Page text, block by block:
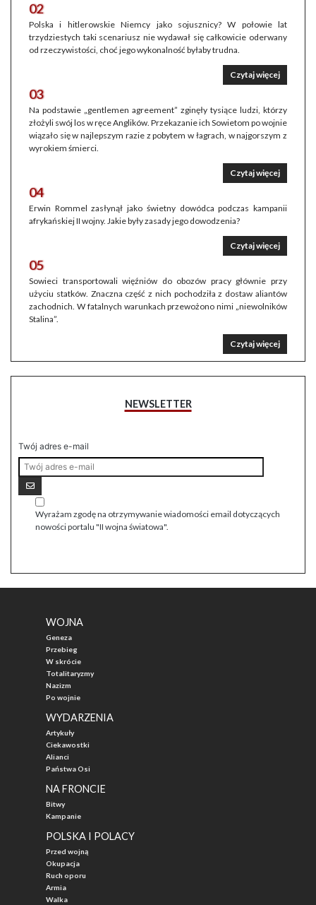
02
Polska i hitlerowskie Niemcy jako sojusznicy? W połowie lat
trzydziestych taki scenariusz nie wydawał się całkowicie oderwany
od rzeczywistości, choć jego wykonalność byłaby trudna.
Czytaj więcej
03
Na podstawie „gentlemen agreement” zginęły tysiące ludzi, którzy
złożyli swój los w ręce Anglików. Przekazanie ich Sowietom po wojnie
wiązało się w najlepszym razie z pobytem w łagrach, w najgorszym z
wyrokiem śmierci.
Czytaj więcej
04
Erwin Rommel zasłynął jako świetny dowódca podczas kampanii
afrykańskiej II wojny. Jakie były zasady jego dowodzenia?
Czytaj więcej
05
Sowieci transportowali więźniów do obozów pracy głównie przy
użyciu statków. Znaczna część z nich pochodziła z dostaw aliantów
zachodnich. W fatalnych warunkach przewożono nimi „niewolników
Stalina”.
Czytaj więcej
NEWSLETTER
Twój adres e-mail
Wyrażam zgodę na otrzymywanie wiadomości email dotyczących
nowości portalu "II wojna światowa".
WOJNA
Geneza
Przebieg
W skrócie
Totalitaryzmy
Nazizm
Po wojnie
WYDARZENIA
Artykuły
Ciekawostki
Alianci
Państwa Osi
NA FRONCIE
Bitwy
Kampanie
POLSKA I POLACY
Przed wojną
Okupacja
Ruch oporu
Armia
Walka